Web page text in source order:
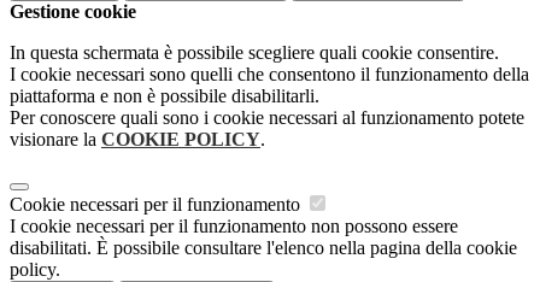
Gestione cookie
In questa schermata è possibile scegliere quali cookie consentire.
I cookie necessari sono quelli che consentono il funzionamento della
piattaforma e non è possibile disabilitarli.
Per conoscere quali sono i cookie necessari al funzionamento potete
visionare la COOKIE POLICY.
Cookie necessari per il funzionamento
I cookie necessari per il funzionamento non possono essere
disabilitati. È possibile consultare l'elenco nella pagina della cookie
policy.